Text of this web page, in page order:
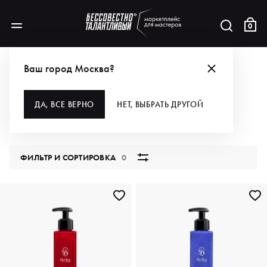
0
Ваш город Москва?
ДА, ВСЕ ВЕРНО НЕТ, ВЫБРАТЬ ДРУГОЙ
ВСЕ КАТЕГОРИИ
ФИЛЬТР И СОРТИРОВКА0